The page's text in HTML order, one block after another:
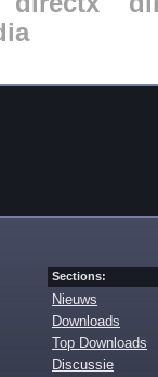
Sections:
Nieuws
Downloads
Top Downloads
Discussie